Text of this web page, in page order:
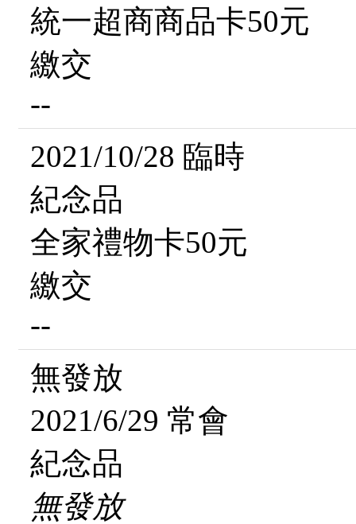
統一超商商品卡50元
繳交
--
2021/10/28 臨時
紀念品
全家禮物卡50元
繳交
--
無發放
2021/6/29 常會
紀念品
無發放